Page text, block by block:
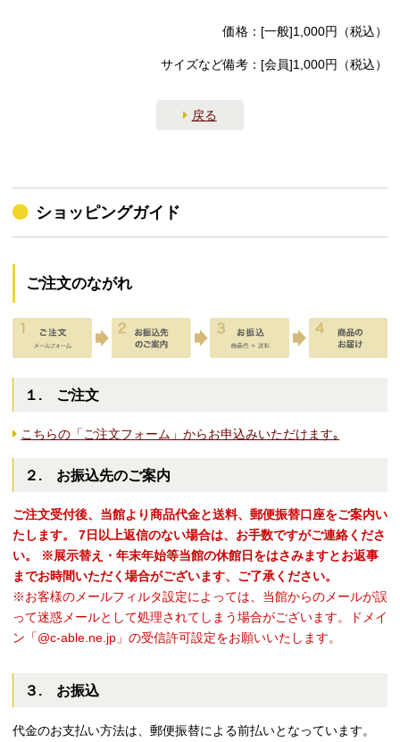
価格：[一般]1,000円（税込）
サイズなど備考：[会員]1,000円（税込）
戻る
ショッピングガイド
ご注文のながれ
１. ご注文
こちらの「ご注文フォーム」からお申込みいただけます｡
２. お振込先のご案内
ご注文受付後、当館より商品代金と送料、郵便振替口座をご案内い
たします。
7日以上返信のない場合は、お手数ですがご連絡くださ
い。
※展示替え・年末年始等当館の休館日をはさみますとお返事
までお時間いただく場合がございます、ご了承ください。
※お客様のメールフィルタ設定によっては、当館からのメールが誤
って迷惑メールとして処理されてしまう場合がございます。ドメイ
ン「@c-able.ne.jp」の受信許可設定をお願いいたします。
３. お振込
代金のお支払い方法は、郵便振替による前払いとなっています。